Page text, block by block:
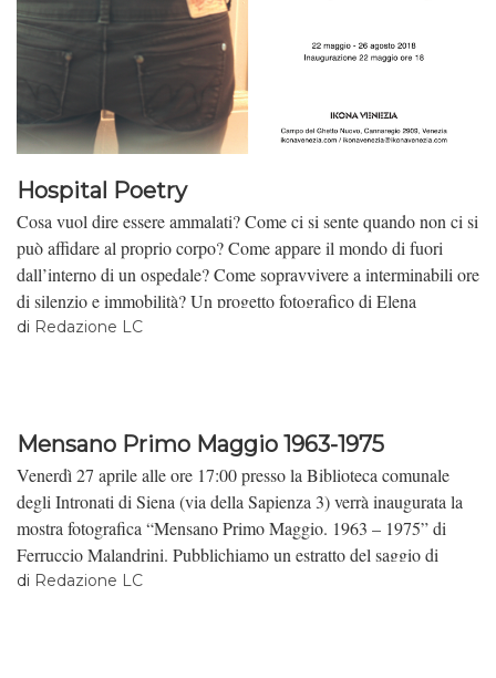
Hospital Poetry
Cosa vuol dire essere ammalati? Come ci si sente quando non ci si
può affidare al proprio corpo? Come appare il mondo di fuori
dall’interno di un ospedale? Come sopravvivere a interminabili ore
di silenzio e immobilità? Un progetto fotografico di Elena
Veronese.
di Redazione LC
Mensano Primo Maggio 1963-1975
Venerdì 27 aprile alle ore 17:00 presso la Biblioteca comunale
degli Intronati di Siena (via della Sapienza 3) verrà inaugurata la
mostra fotografica “Mensano Primo Maggio. 1963 – 1975” di
Ferruccio Malandrini. Pubblichiamo un estratto del saggio di
Maria Luisa Meoni, Ritualità, coscienza politica e memoria
di Redazione LC